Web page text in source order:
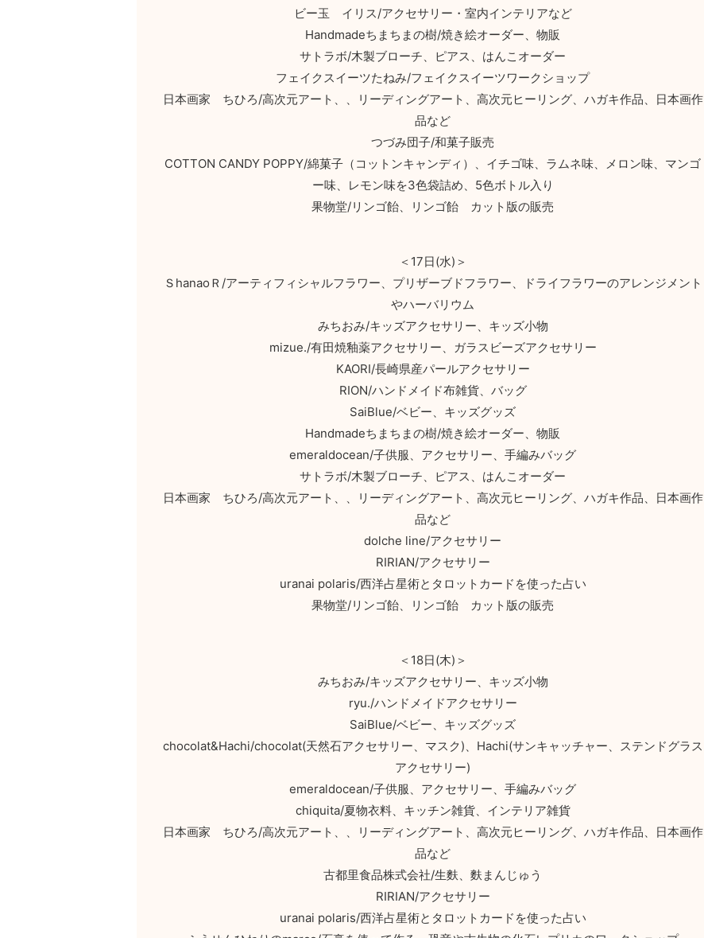
ビー玉 イリス/アクセサリー・室内インテリアなど
Handmadeちまちまの樹/焼き絵オーダー、物販
サトラボ/木製ブローチ、ピアス、はんこオーダー
フェイクスイーツたねみ/フェイクスイーツワークショップ
日本画家 ちひろ/高次元アート、、リーディングアート、高次元ヒーリング、ハガキ作品、日本画作
品など
つづみ団子/和菓子販売
COTTON CANDY POPPY/綿菓子（コットンキャンディ）、イチゴ味、ラムネ味、メロン味、マンゴ
ー味、レモン味を3色袋詰め、5色ボトル入り
果物堂/リンゴ飴、リンゴ飴 カット版の販売
＜17日(水)＞
ＳhanaoＲ/アーティフィシャルフラワー、プリザーブドフラワー、ドライフラワーのアレンジメント
やハーバリウム
みちおみ/キッズアクセサリー、キッズ小物
mizue./有田焼釉薬アクセサリー、ガラスビーズアクセサリー
KAORI/長崎県産パールアクセサリー
RION/ハンドメイド布雑貨、バッグ
SaiBlue/ベビー、キッズグッズ
Handmadeちまちまの樹/焼き絵オーダー、物販
emeraldocean/子供服、アクセサリー、手編みバッグ
サトラボ/木製ブローチ、ピアス、はんこオーダー
日本画家 ちひろ/高次元アート、、リーディングアート、高次元ヒーリング、ハガキ作品、日本画作
品など
dolche line/アクセサリー
RIRIAN/アクセサリー
uranai polaris/西洋占星術とタロットカードを使った占い
果物堂/リンゴ飴、リンゴ飴 カット版の販売
＜18日(木)＞
みちおみ/キッズアクセサリー、キッズ小物
ryu./ハンドメイドアクセサリー
SaiBlue/ベビー、キッズグッズ
chocolat&Hachi/chocolat(天然石アクセサリー、マスク)、Hachi(サンキャッチャー、ステンドグラス
アクセサリー)
emeraldocean/子供服、アクセサリー、手編みバッグ
chiquita/夏物衣料、キッチン雑貨、インテリア雑貨
日本画家 ちひろ/高次元アート、、リーディングアート、高次元ヒーリング、ハガキ作品、日本画作
品など
古都里食品株式会社/生麩、麩まんじゅう
RIRIAN/アクセサリー
uranai polaris/西洋占星術とタロットカードを使った占い